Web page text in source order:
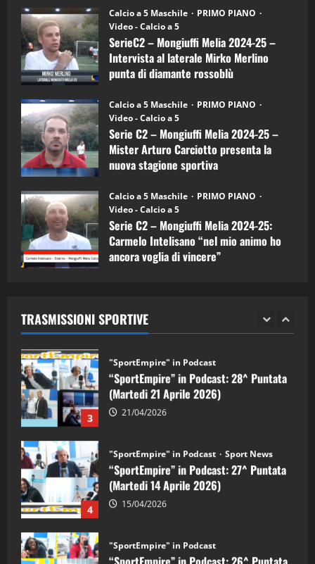
6)
–
Intervista
a
mister
Arturo
Carciotto
(Mongiuffi
Calcio a 5 Maschile
PRIMO PIANO
Video - Calcio a 5
SerieC2 – Mongiuffi Melia 2024-25 –
Intervista al laterale Mirko Merlino
punta di diamante rossoblù
Calcio a 5 Maschile
PRIMO PIANO
Video - Calcio a 5
Serie C2 – Mongiuffi Melia 2024-25 –
Mister Arturo Carciotto presenta la
nuova stagione sportiva
Calcio a 5 Maschile
PRIMO PIANO
Video - Calcio a 5
Serie C2 – Mongiuffi Melia 2024-25:
Carmelo Intelisano “nel mio animo ho
ancora voglia di vincere”
TRASMISSIONI SPORTIVE
4
“SportEmpire” in Podcast: 27^ Puntata
(Martedi 14 Aprile 2026)
15/04/2026
5
“SportEmpire” in Podcast: 26^ Puntata
(Martedi 07 Aprile 2026)
08/04/2026
1
“SportEmpire” in Podcast: 30^ Puntata
(Martedi 05 Maggio 2026)
08/05/2026
2 28/04/2026
3
"SportEmpire" in Podcast
“SportEmpire” in Podcast: 28^ Puntata
(Martedi 21 Aprile 2026)
21/04/2026
4
"SportEmpire" in Podcast Sport News
“SportEmpire” in Podcast: 27^ Puntata
(Martedi 14 Aprile 2026)
15/04/2026
"SportEmpire" in Podcast
“SportEmpire” in Podcast: 26^ Puntata